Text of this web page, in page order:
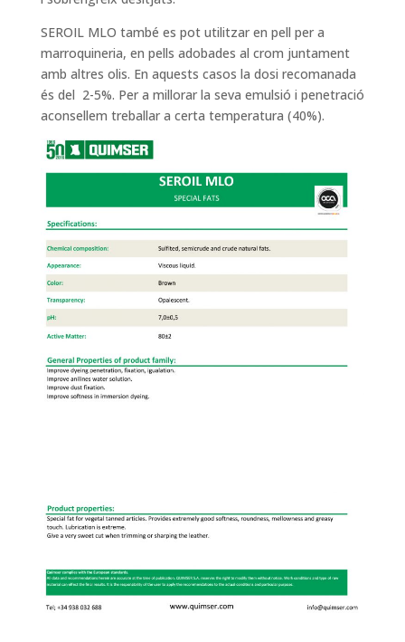
SEROIL MLO també es pot utilitzar en pell per a
marroquineria, en pells adobades al crom juntament
amb altres olis. En aquests casos la dosi recomanada
és del 2-5%. Per a millorar la seva emulsió i penetració
aconsellem treballar a certa temperatura (40%).